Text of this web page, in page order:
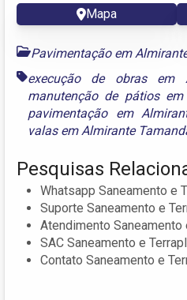
Mapa
Pavimentação em
execução de obras em
manutenção de pátios
pavimentação em
valas em Almirante
Pesquisas
Whatsapp Saneamento e
Suporte Saneamento e
Atendimento Saneamento
SAC Saneamento e
Contato Saneamento e